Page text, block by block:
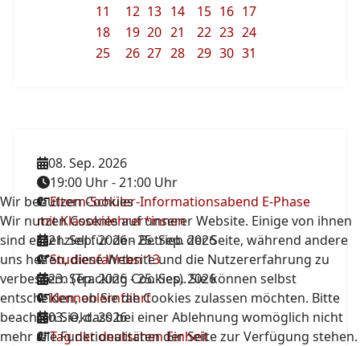
11
12 13 14 15 16 17
18
19 20 21 22 23 24
25
26 27 28 29 30 31
08. Sep. 2026
19:00 Uhr-21:00 Uhr
Eltern-Schüler-Informationsabend E-Phase
mit Klassenlehrer*innen
21. Sep. 2026-25. Sep. 2026
Studienfahrten 13
23. Sep. 2026-25. Sep. 2026
Kennenlernfahrt
03. Okt. 2026
Tag der deutschen Einheit
Wir benutzen Cookies
Wir nutzen Cookies auf unserer Website. Einige von ihnen
sind essenziell für den Betrieb der Seite, während andere
uns helfen, diese Website und die Nutzererfahrung zu
verbessern (Tracking Cookies). Sie können selbst
entscheiden, ob Sie die Cookies zulassen möchten. Bitte
beachten Sie, dass bei einer Ablehnung womöglich nicht
mehr alle Funktionalitäten der Seite zur Verfügung stehen.